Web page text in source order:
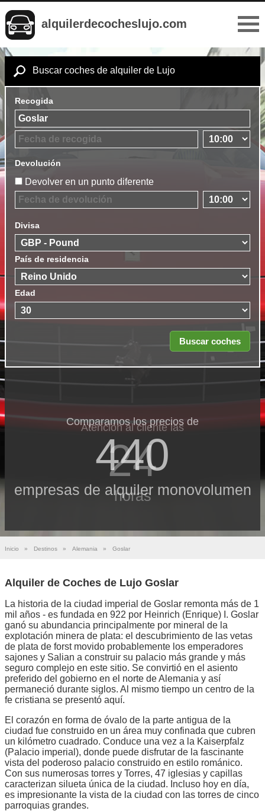
alquilerdecocheslujo.com
Buscar coches de alquiler de Lujo
Recogida
Devolución
Devolver en un punto diferente
Divisa
País de residencia
Edad
Comparamos los precios de
440
empresas de alquiler monovolumen
Atención al cliente las
24
horas
Inicio » Destinos » Alemania » Goslar
Alquiler de Coches de Lujo Goslar
La historia de la ciudad imperial de Goslar remonta más de 1
mil años - es fundada en 922 por Heinrich (Enrique) I. Goslar
ganó su abundancia principalmente por mineral de la
explotación minera de plata: el descubrimiento de las vetas
de plata de forst movido probablemente los emperadores
sajones y Salian a construir su palacio más grande y más
seguro complejo en este sitio. Se convirtió en el asiento
preferido del gobierno en el norte de Alemania y así
permaneció durante siglos. Al mismo tiempo un centro de la
fe cristiana se presentó aquí.
El corazón en forma de óvalo de la parte antigua de la
ciudad fue construido en un área muy confinada que cubren
un kilómetro cuadrado. Conduce una vez a la Kaiserpfalz
(Palacio imperial), donde puede disfrutar de la fascinante
vista del poderoso palacio construido en estilo románico.
Con sus numerosas torres y Torres, 47 iglesias y capillas
caracterizan silueta única de la ciudad. Incluso hoy en día,
es impresionante la vista de la ciudad con las torres de cinco
parroquias grandes.